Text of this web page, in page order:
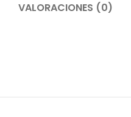
VALORACIONES (0)